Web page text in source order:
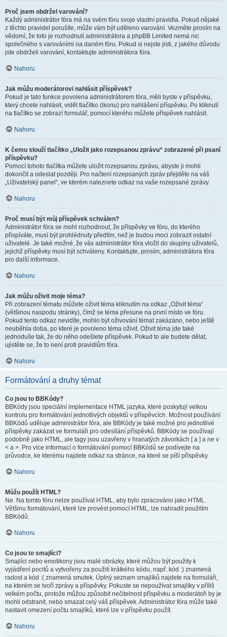
Proč jsem obdržel varování?
Každý administrátor fóra má na svém fóru svoje vlastní pravidla. Pokud nějaké
z těchto pravidel porušíte, může vám být uděleno varování. Vezměte prosím na
vědomí, že toto je rozhodnutí administrátora a phpBB Limited nemá nic
společného s varováními na daném fóru. Pokud si nejste jisti, z jakého důvodu
jste obdrželi varování, kontaktujte administrátora fóra.
Nahoru
Jak můžu moderátorovi nahlásit příspěvek?
Pokud je tato funkce povolena administrátorem fóra, měli byste v příspěvku,
který chcete nahlásit, vidět tlačítko (ikonu) pro nahlášení příspěvku. Po kliknutí
na tlačítko se zobrazí formulář, pomocí kterého můžete příspěvek nahlásit.
Nahoru
K čemu slouží tlačítko „Uložit jako rozepsanou zprávu“ zobrazené při psaní
příspěvku?
Pomocí tohoto tlačítka můžete uložit rozepsanou zprávu, abyste ji mohli
dokončit a odeslat později. Pro načtení rozepsaných zpráv přejděte na váš
„Uživatelský panel“, ve kterém naleznete odkaz na vaše rozepsané zprávy.
Nahoru
Proč musí být můj příspěvek schválen?
Administrátor fóra se mohl rozhodnout, že příspěvky ve fóru, do kterého
přispíváte, musí být prohlédnuty předtím, než je budou moci zobrazit ostatní
uživatelé. Je také možné, že vás administrátor fóra vložil do skupiny uživatelů,
jejichž příspěvky musí být schváleny. Kontaktujte, prosím, administrátora fóra
pro další informace.
Nahoru
Jak můžu oživit moje téma?
Při zobrazení tématu můžete oživit téma kliknutím na odkaz „Oživit téma“
(většinou naspodu stránky), čímž se téma přesune na první místo ve fóru.
Pokud tento odkaz nevidíte, mohlo být oživování témat zakázáno, nebo ještě
neuběhla doba, po které je povoleno téma oživit. Oživit téma jde také
jednoduše tak, že do něho odešlete příspěvek. Pokud to ale budete dělat,
ujistěte se, že to není proti pravidlům fóra.
Nahoru
Formátování a druhy témat
Co jsou to BBKódy?
BBKódy jsou speciální implementace HTML jazyka, které poskytují velkou
kontrolu pro formátování jednotlivých objektů v příspěvcích. Možnost používání
BBKódů uděluje administrátor fóra, ale BBKódy je také možné pro jednotlivé
příspěvky zakázat ve formuláři pro odesílání příspěvků. BBKódy se používají
podobně jako HTML, ale tagy jsou uzavřeny v hranatých závorkách [ a ] a ne v
< a >. Pro více informací o formátování pomocí BBKódů se podívejte na
průvodce, ke kterému najdete odkaz na stránce, na které se píší příspěvky.
Nahoru
Můžu použít HTML?
Ne. Na tomto fóru nelze používat HTML, aby bylo zpracováno jako HTML.
Většinu formátování, které lze provést pomocí HTML, lze nahradit použitím
BBKódů.
Nahoru
Co jsou to smajlíci?
Smajlíci nebo emotikony jsou malé obrázky, které můžou být použity k
vyjádření pocitů a vytvořeny za použití krátkého kódu, např. kód :) znamená
radost a kód :( znamená smutek. Úplný seznam smajlíků najdete na formuláři,
na kterém se tvoří zprávy a příspěvky. Pokuste se nepoužívat smajlíky v příliš
velkém počtu, protože můžou způsobit nečitelnost příspěvku a moderátoři by je
mohli odstranit, nebo smazat celý váš příspěvek. Administrátor fóra může také
nastavit omezení počtu smajlíků, které lze v příspěvku použít.
Nahoru